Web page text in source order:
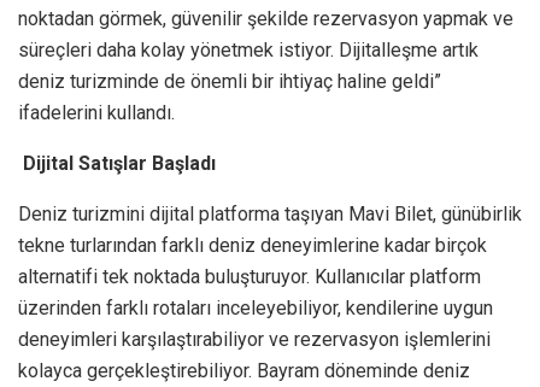
noktadan görmek, güvenilir şekilde rezervasyon yapmak ve
süreçleri daha kolay yönetmek istiyor. Dijitalleşme artık
deniz turizminde de önemli bir ihtiyaç haline geldi”
ifadelerini kullandı.
Dijital Satışlar Başladı
Deniz turizmini dijital platforma taşıyan Mavi Bilet, günübirlik
tekne turlarından farklı deniz deneyimlerine kadar birçok
alternatifi tek noktada buluşturuyor. Kullanıcılar platform
üzerinden farklı rotaları inceleyebiliyor, kendilerine uygun
deneyimleri karşılaştırabiliyor ve rezervasyon işlemlerini
kolayca gerçekleştirebiliyor. Bayram döneminde deniz